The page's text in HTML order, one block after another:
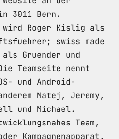
3011 Bern.
wird Roger Kislig als
swiss made
Gruender und
Teamseite nennt
und Android-
Matej, Jeremy,
und Michael.
Team,
Kampagnenapparat.